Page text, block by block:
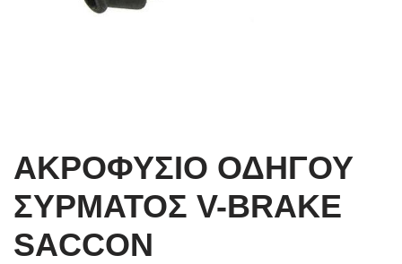
ΑΚΡΟΦΥΣΙΟ ΟΔΗΓΟΥ
ΣΥΡΜΑΤΟΣ V-BRAKE
SACCON